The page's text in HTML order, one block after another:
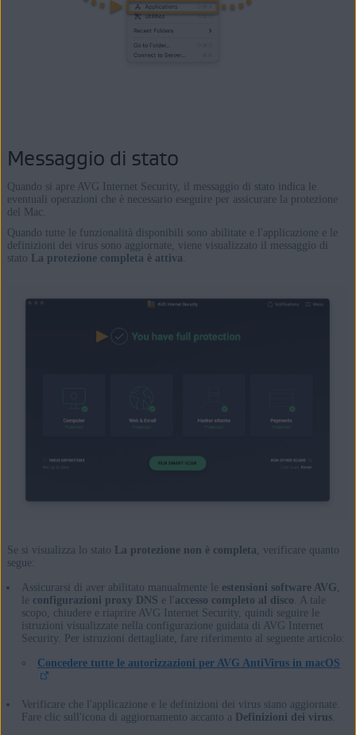
Messaggio di stato
Quando si apre AVG Internet Security, il messaggio di stato indica le
eventuali operazioni che è necessario eseguire per assicurare la protezione
del Mac.
Quando tutte le funzionalità disponibili sono abilitate e l'applicazione e le
definizioni dei virus sono aggiornate, viene visualizzato il messaggio di
stato
La protezione completa è attiva
Se si visualizza lo stato La protezione non è completa, verificare quanto
segue:
Assicurarsi di aver abilitato manualmente le estensioni software AVG,
le configurazioni proxy DNS e l'accesso completo al disco. A tale
scopo, chiudere e riaprire AVG Internet Security, quindi seguire le
istruzioni visualizzate nella configurazione guidata di AVG Internet
Security. Per istruzioni dettagliate, fare riferimento al seguente articolo:
Concedere tutte le autorizzazioni per AVG AntiVirus in macOS
Verificare che l'applicazione e le definizioni dei virus siano aggiornate.
Fare clic sull'icona di aggiornamento accanto a Definizioni dei virus.